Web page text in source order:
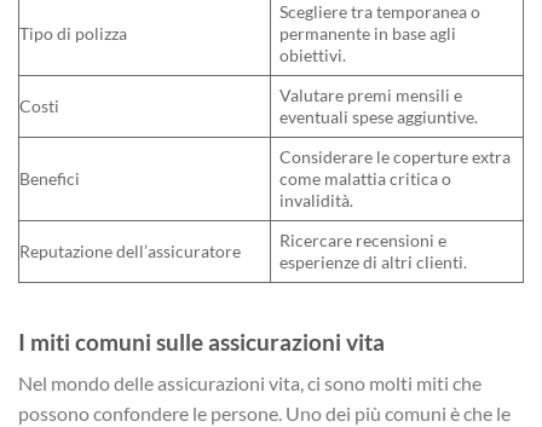
Tipo di polizza
Scegliere tra temporanea o
permanente in base agli
obiettivi.
Costi
Valutare premi mensili e
eventuali spese aggiuntive.
Benefici
Considerare le coperture extra
come malattia critica o
invalidità.
Reputazione dell’assicuratore
Ricercare recensioni e
esperienze di altri clienti.
I miti comuni sulle assicurazioni vita
Nel mondo delle assicurazioni vita, ci sono molti miti che
possono confondere le persone. Uno dei più comuni è che le